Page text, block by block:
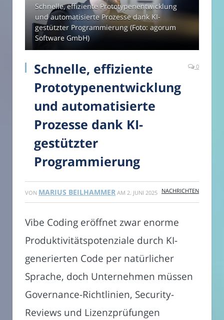
Schnelle, effiziente Prototypenentwicklung
und automatisierte Prozesse dank KI-
gestützter Programmierung (Foto: agorum
Software GmbH)
Schnelle, effiziente
Prototypenentwicklung
und automatisierte
Prozesse dank KI-
gestützter
Programmierung
0
VON MARIUS BEILHAMMER AM 2. JUNI 2025 NACHRICHTEN
Vibe Coding eröffnet zwar enorme
Produktivitätspotenziale durch KI-
generierten Code per natürlicher
Sprache, doch Unternehmen müssen
Governance-Richtlinien, Security-
Reviews und Lizenzprüfungen